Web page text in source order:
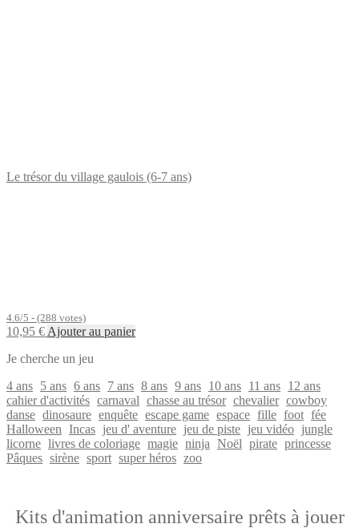
Le trésor du village gaulois (6-7 ans)
4.6/5 - (288 votes)
10,95 € Ajouter au panier
Je cherche un jeu
4 ans 5 ans 6 ans 7 ans 8 ans 9 ans 10 ans 11 ans 12 ans
cahier d'activités carnaval chasse au trésor chevalier cowboy
danse dinosaure enquête escape game espace fille foot fée
Halloween Incas jeu d' aventure jeu de piste jeu vidéo jungle
licorne livres de coloriage magie ninja Noël pirate princesse
Pâques sirène sport super héros zoo
Kits d'animation anniversaire prêts à jouer